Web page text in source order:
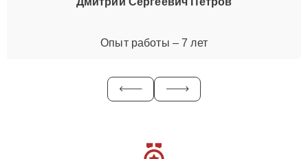
Опыт работы – 7 лет